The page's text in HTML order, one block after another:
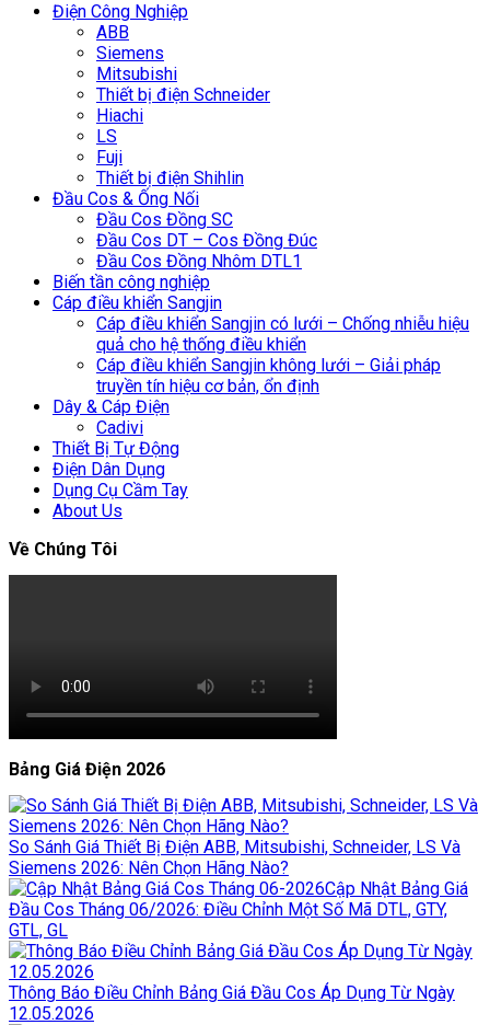
Điện Công Nghiệp
ABB
Siemens
Mitsubishi
Thiết bị điện Schneider
Hiachi
LS
Fuji
Thiết bị điện Shihlin
Đầu Cos & Ống Nối
Đầu Cos Đồng SC
Đầu Cos DT – Cos Đồng Đúc
Đầu Cos Đồng Nhôm DTL1
Biến tần công nghiệp
Cáp điều khiển Sangjin
Cáp điều khiển Sangjin có lưới – Chống nhiễu hiệu
quả cho hệ thống điều khiển
Cáp điều khiển Sangjin không lưới – Giải pháp
truyền tín hiệu cơ bản, ổn định
Dây & Cáp Điện
Cadivi
Thiết Bị Tự Động
Điện Dân Dụng
Dụng Cụ Cầm Tay
About Us
Về Chúng Tôi
Bảng Giá Điện 2026
So Sánh Giá Thiết Bị Điện ABB, Mitsubishi, Schneider, LS Và
Siemens 2026: Nên Chọn Hãng Nào?
Cập Nhật Bảng Giá
Đầu Cos Tháng 06/2026: Điều Chỉnh Một Số Mã DTL, GTY,
GTL, GL
Thông Báo Điều Chỉnh Bảng Giá Đầu Cos Áp Dụng Từ Ngày
12.05.2026